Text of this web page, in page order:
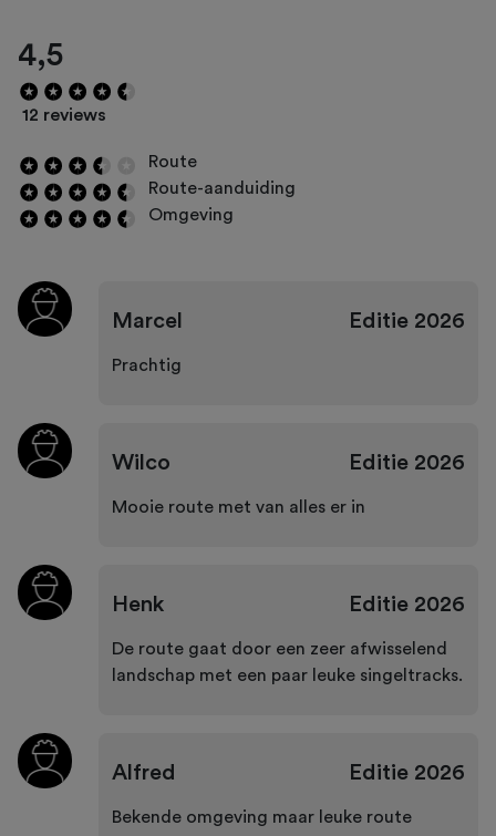
4,5
12 reviews
Route
Route-aanduiding
Omgeving
Marcel Editie2026
Prachtig
Wilco Editie2026
Mooie route met van alles er in
Henk Editie2026
De route gaat door een zeer afwisselend
landschap met een paar leuke singeltracks.
Alfred Editie2026
Bekende omgeving maar leuke route